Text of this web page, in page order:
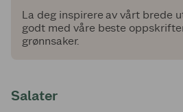
La deg inspirere av vårt brede
godt med våre beste
grønnsaker.
Salater